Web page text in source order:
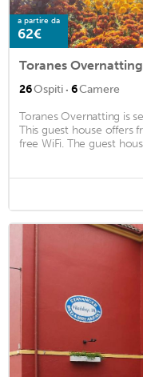
a partire da
62€
Toranes Overnatting
26Ospiti · 6Camere
Toranes Overnatting is
This guest house offers
free WiFi. The guest